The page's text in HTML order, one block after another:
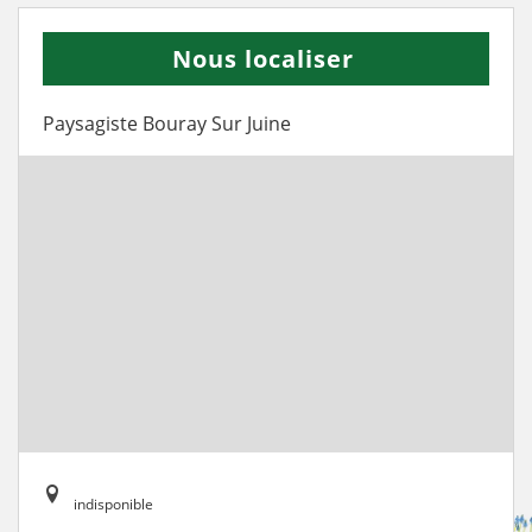
Nous localiser
Paysagiste Bouray Sur Juine
indisponible